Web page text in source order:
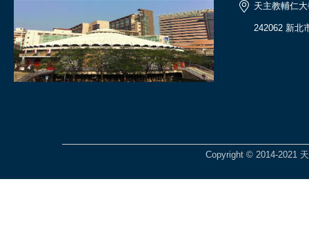
天主教輔仁
242062 新北
Copyright © 2014-2021